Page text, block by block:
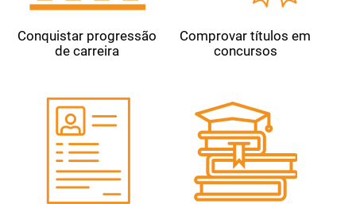
Conquistar progressão
de carreira
Comprovar títulos em
concursos